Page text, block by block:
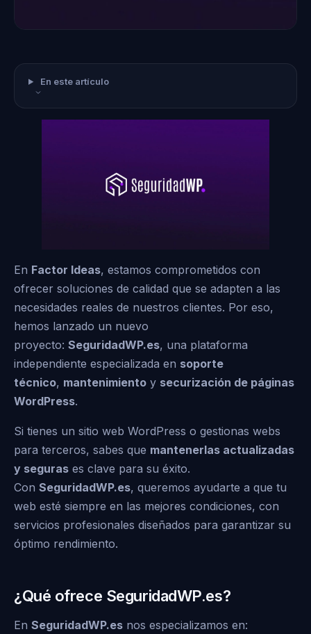
En este artículo
En Factor Ideas, estamos comprometidos con
ofrecer soluciones de calidad que se adapten a las
necesidades reales de nuestros clientes. Por eso,
hemos lanzado un nuevo
proyecto: SeguridadWP.es, una plataforma
independiente especializada en soporte
técnico, mantenimiento y securización de páginas
WordPress.
Si tienes un sitio web WordPress o gestionas webs
para terceros, sabes que mantenerlas actualizadas
y seguras es clave para su éxito.
Con SeguridadWP.es, queremos ayudarte a que tu
web esté siempre en las mejores condiciones, con
servicios profesionales diseñados para garantizar su
óptimo rendimiento.
¿Qué ofrece SeguridadWP.es?
En SeguridadWP.es nos especializamos en: